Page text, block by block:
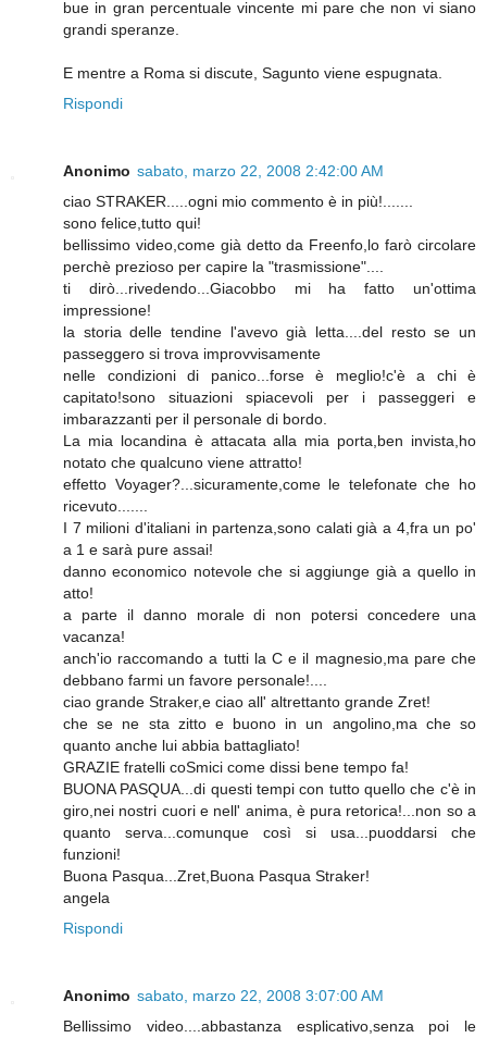
bue in gran percentuale vincente mi pare che non vi siano
grandi speranze.
E mentre a Roma si discute, Sagunto viene espugnata.
Rispondi
Anonimo sabato, marzo 22, 2008 2:42:00 AM
ciao STRAKER.....ogni mio commento è in più!.......
sono felice,tutto qui!
bellissimo video,come già detto da Freenfo,lo farò circolare
perchè prezioso per capire la "trasmissione"....
ti dirò...rivedendo...Giacobbo mi ha fatto un'ottima
impressione!
la storia delle tendine l'avevo già letta....del resto se un
passeggero si trova improvvisamente
nelle condizioni di panico...forse è meglio!c'è a chi è
capitato!sono situazioni spiacevoli per i passeggeri e
imbarazzanti per il personale di bordo.
La mia locandina è attacata alla mia porta,ben invista,ho
notato che qualcuno viene attratto!
effetto Voyager?...sicuramente,come le telefonate che ho
ricevuto.......
I 7 milioni d'italiani in partenza,sono calati già a 4,fra un po'
a 1 e sarà pure assai!
danno economico notevole che si aggiunge già a quello in
atto!
a parte il danno morale di non potersi concedere una
vacanza!
anch'io raccomando a tutti la C e il magnesio,ma pare che
debbano farmi un favore personale!....
ciao grande Straker,e ciao all' altrettanto grande Zret!
che se ne sta zitto e buono in un angolino,ma che so
quanto anche lui abbia battagliato!
GRAZIE fratelli coSmici come dissi bene tempo fa!
BUONA PASQUA...di questi tempi con tutto quello che c'è in
giro,nei nostri cuori e nell' anima, è pura retorica!...non so a
quanto serva...comunque così si usa...puoddarsi che
funzioni!
Buona Pasqua...Zret,Buona Pasqua Straker!
angela
Rispondi
Anonimo sabato, marzo 22, 2008 3:07:00 AM
Bellissimo video....abbastanza esplicativo,senza poi le